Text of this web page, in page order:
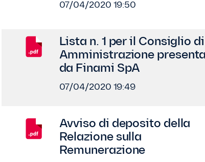
07/04/2020 19:50
Lista n. 1 per il Consiglio di
Amministrazione
da Finami SpA
07/04/2020 19:49
Avviso di deposito della
Relazione sulla
Remunerazione